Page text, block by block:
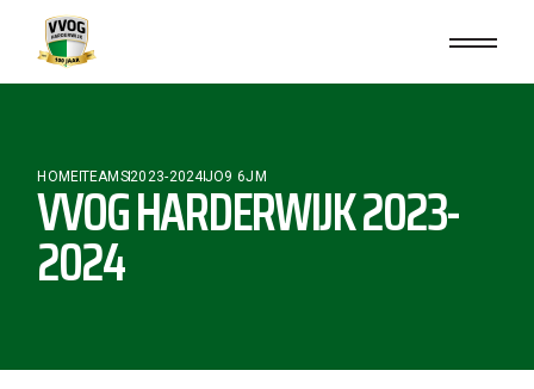
HOMETEAMS2023-2024JO9 6JM
VVOG HARDERWIJK 2023-
2024